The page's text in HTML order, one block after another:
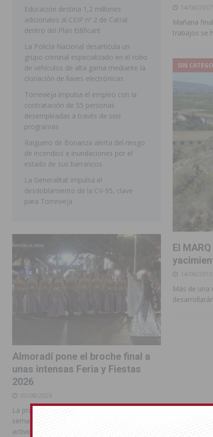
[ 07/08/2026 ] FEGADO 2026 cierra con un
DOLORES
[ 07/08/2026 ] Orihuela cumple los objetivos de
ORIHUELA
[ 07/08/2026 ]
Orihuela organiza un concierto
Golf & Country Club
14/06/2017
Mañana
trabajos se
SIN
El
14/06/2013
Más de una
Educación destina 1,2 millones
adicionales al CEIP nº 2 de Catral
dentro del Plan Edificant
La Policía Nacional desarticula un
grupo criminal especializado en el robo
de vehículos de alta gama mediante la
clonación de llaves electrónicas
Torrevieja impulsa el empleo con la
contratación de 55 personas
desempleadas a través de seis
programas
Raiguero de Bonanza alerta del riesgo
de incendios e inundaciones por el
estado de sus barrancos
La Generalitat impulsa el
desdoblamiento de la CV-95, clave
para Torrevieja
Almoradí pone el broche final a
unas intensas Feria y Fiestas
2026
03/08/2026
La programación reunió durante más de una
semana actos institucionales, conciertos,
actividades familiares, competiciones